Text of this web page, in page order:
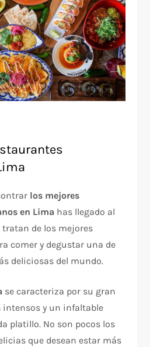
los mejores
en Lima has llegado al
de los mejores
comer y degustar una de
deliciosas del mundo.
se caracteriza por su gran
intensos y un infaltable
platillo. No son pocos los
que desean estar más